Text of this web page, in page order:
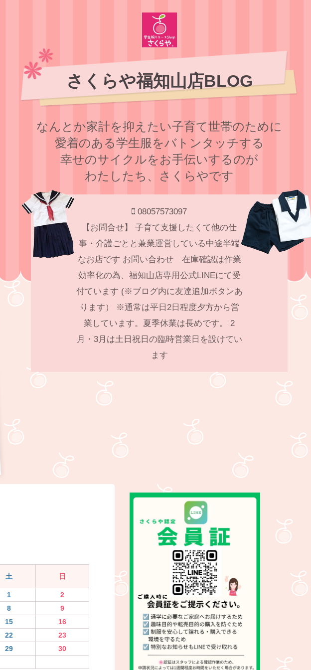
さくらや福知山店BLOG
なんとか家計を抑えたい子育て世帯のために
愛着のある学⽣服をバトンタッチする
幸せのサイクルをお⼿伝いするのが
わたしたち、さくらやです
08057573097
【お問合せ】 子育て支援したくて他の仕
事・介護ごとと兼業運営している中途半端
なお店です お問い合わせ 在庫確認は作業
効率化の為、福知山店専用公式LINEにて受
付ています (※ブログ内に友達追加ボタンあ
ります） ※通常は平日2日程度夕方から営
業しています。夏季休業は長めです。 2
月・3月は土日祝日の臨時営業日を設けてい
ます
土 日
1
2
8
9
15
16
22
23
29
30